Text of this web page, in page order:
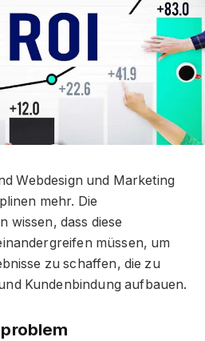
Webdesign und Marketing
mehr. Die
wissen, dass diese
müssen, um
zu schaffen, die zu
Kundenbindung aufbauen.